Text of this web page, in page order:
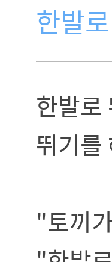
한발
한발로
뛰기를
"토끼